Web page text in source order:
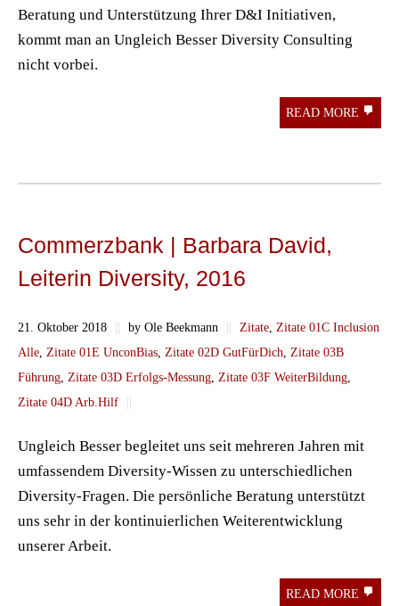
Beratung und Unterstützung Ihrer D&I Initiativen,
kommt man an Ungleich Besser Diversity Consulting
nicht vorbei.
READ MORE
Commerzbank | Barbara David,
Leiterin Diversity, 2016
21. Oktober 2018 || by Ole Beekmann || Zitate Zitate 01C Inclusion
Alle Zitate 01E UnconBias Zitate 02D GutFürDich
Zitate 03B
Führung Zitate 03D Erfolgs-Messung Zitate 03F WeiterBildung
Zitate 04D Arb.Hilf
||
Ungleich Besser begleitet uns seit mehreren Jahren mit
umfassendem Diversity-Wissen zu unterschiedlichen
Diversity-Fragen. Die persönliche Beratung unterstützt
uns sehr in der kontinuierlichen Weiterentwicklung
unserer Arbeit.
READ MORE